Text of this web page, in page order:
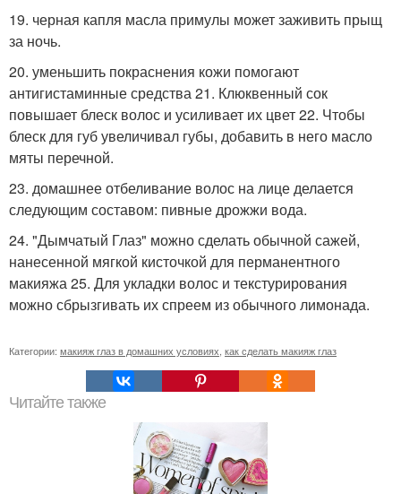
19. черная капля масла примулы может заживить прыщ
за ночь.
20. уменьшить покраснения кожи помогают
антигистаминные средства 21. Клюквенный сок
повышает блеск волос и усиливает их цвет 22. Чтобы
блеск для губ увеличивал губы, добавить в него масло
мяты перечной.
23. домашнее отбеливание волос на лице делается
следующим составом: пивные дрожжи вода.
24. "Дымчатый Глаз" можно сделать обычной сажей,
нанесенной мягкой кисточкой для перманентного
макияжа 25. Для укладки волос и текстурирования
можно сбрызгивать их спреем из обычного лимонада.
Категории: макияж глаз в домашних условиях как сделать макияж глаз
Читайте также